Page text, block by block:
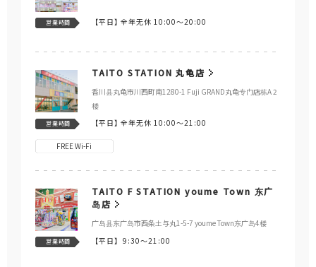
営業時間 【平日】全年无休 10:00～20:00
TAITO STATION 丸龟店
香川县丸龟市川西町南1280-1 Fuji GRAND丸龟专门店栋A 2
楼
営業時間 【平日】全年无休 10:00～21:00
FREE Wi-Fi
TAITO F STATION youme Town 东广
岛店
广岛县东广岛市西条土与丸1-5-7 youme Town东广岛4楼
営業時間 【平日】 9:30～21:00